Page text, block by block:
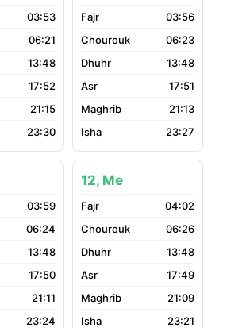
03:53
06:21
13:48
17:52
21:15
23:30
03:56
06:23
13:48
17:51
21:13
23:27
03:59
06:24
13:48
17:50
21:11
23:24
12, Me
04:02
06:26
13:48
17:49
21:09
23:21